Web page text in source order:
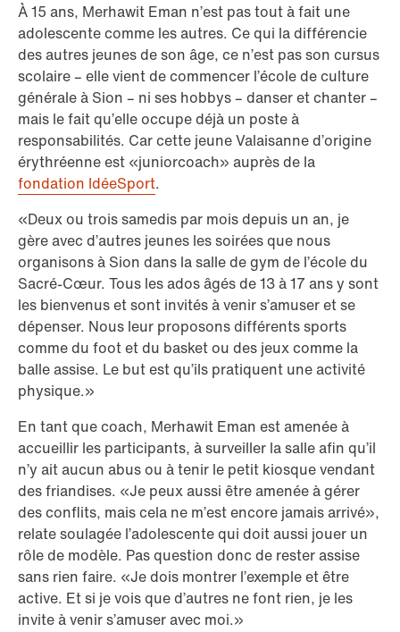
À 15 ans, Merhawit Eman n’est pas tout à fait une
adolescente comme les autres. Ce qui la différencie
des autres jeunes de son âge, ce n’est pas son cursus
scolaire – elle vient de commencer l’école de culture
générale à Sion – ni ses hobbys – danser et chanter –
mais le fait qu’elle occupe déjà un poste à
responsabilités. Car cette jeune Valaisanne d’origine
érythréenne est «juniorcoach» auprès de la
fondation IdéeSport.
«Deux ou trois samedis par mois depuis un an, je
gère avec d’autres jeunes les soirées que nous
organisons à Sion dans la salle de gym de l’école du
Sacré-Cœur. Tous les ados âgés de 13 à 17 ans y sont
les bienvenus et sont invités à venir s’amuser et se
dépenser. Nous leur proposons différents sports
comme du foot et du basket ou des jeux comme la
balle assise. Le but est qu’ils pratiquent une activité
physique.»
En tant que coach, Merhawit Eman est amenée à
accueillir les participants, à surveiller la salle afin qu’il
n’y ait aucun abus ou à tenir le petit kiosque vendant
des friandises. «Je peux aussi être amenée à gérer
des conflits, mais cela ne m’est encore jamais arrivé»,
relate soulagée l’adolescente qui doit aussi jouer un
rôle de modèle. Pas question donc de rester assise
sans rien faire. «Je dois montrer l’exemple et être
active. Et si je vois que d’autres ne font rien, je les
invite à venir s’amuser avec moi.»